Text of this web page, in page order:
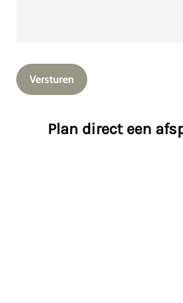
Versturen
Plan direct een